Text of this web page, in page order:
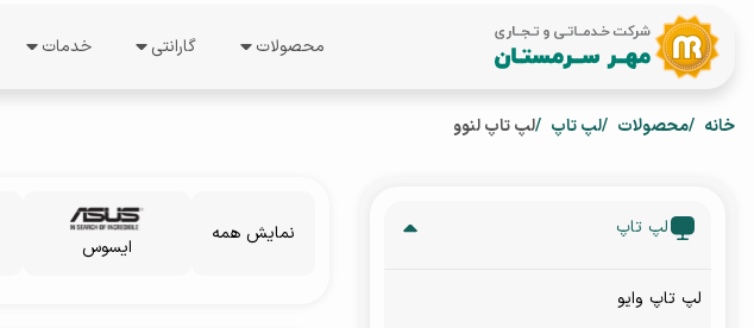
محصولات
گارانتی
نوبت دهی
خدمات
راهنمای
خانه محصولات لپ تاپ لپ تاپ لنوو
لپ تاپ
لپ تاپ وایو
نمایش همه
ایسوس